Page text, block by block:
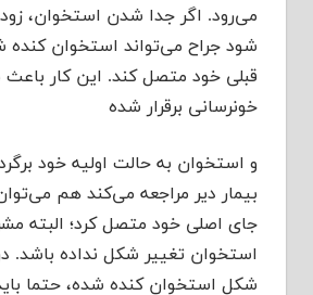
می‌‌رود. اگر جدا شدن استخوان،
شود جراح می‌‌تواند استخوان کنده
قبلی خود متصل کند. این کار
خونرسانی برقرار شده
و استخوان به حالت اولیه خود
بیمار دیر مراجعه می‌‌کند هم
جای اصلی خود متصل کرد؛ البته
استخوان تغییر شکل نداده باشد.
شکل استخوان کنده شده، حتما